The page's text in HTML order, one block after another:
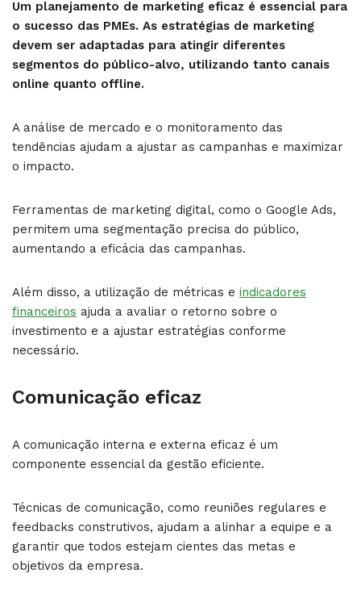
Um planejamento de marketing eficaz é essencial para
o sucesso das PMEs. As estratégias de marketing
devem ser adaptadas para atingir diferentes
segmentos do público-alvo, utilizando tanto canais
online quanto offline.
A análise de mercado e o monitoramento das
tendências ajudam a ajustar as campanhas e maximizar
o impacto.
Ferramentas de marketing digital, como o Google Ads,
permitem uma segmentação precisa do público,
aumentando a eficácia das campanhas.
Além disso, a utilização de métricas e indicadores
financeiros ajuda a avaliar o retorno sobre o
investimento e a ajustar estratégias conforme
necessário.
Comunicação eficaz
A comunicação interna e externa eficaz é um
componente essencial da gestão eficiente.
Técnicas de comunicação, como reuniões regulares e
feedbacks construtivos, ajudam a alinhar a equipe e a
garantir que todos estejam cientes das metas e
objetivos da empresa.